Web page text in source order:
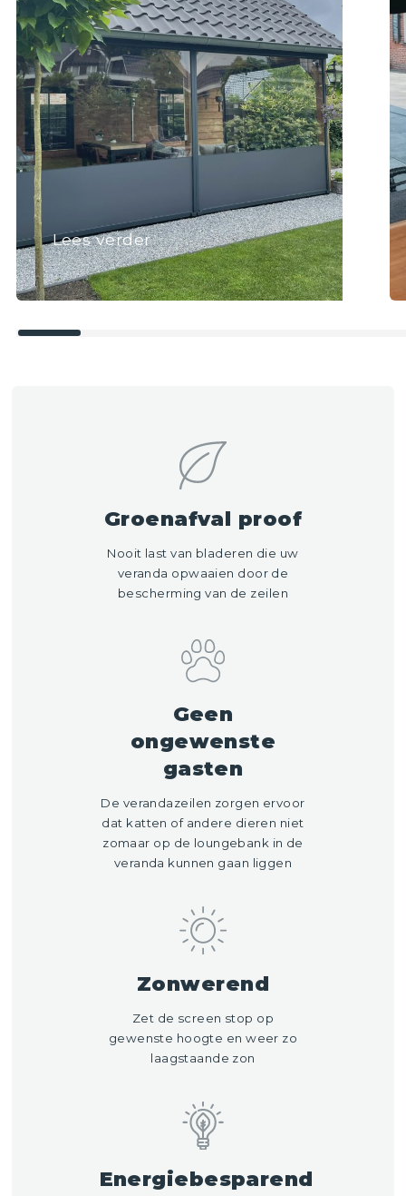
Lees verder
Groenafval proof
Nooit last van bladeren die uw
veranda opwaaien door de
bescherming van de zeilen
Geen
ongewenste
gasten
De verandazeilen zorgen ervoor
dat katten of andere dieren niet
zomaar op de loungebank in de
veranda kunnen gaan liggen
Zonwerend
Zet de screen stop op
gewenste hoogte en weer zo
laagstaande zon
Energiebesparend